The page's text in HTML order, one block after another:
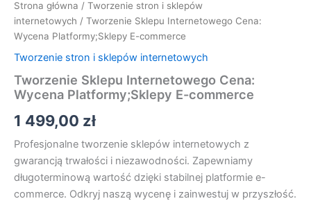
Strona główna / Tworzenie stron i sklepów
internetowych / Tworzenie Sklepu Internetowego Cena:
Wycena Platformy;Sklepy E-commerce
Tworzenie stron i sklepów internetowych
Tworzenie Sklepu Internetowego Cena:
Wycena Platformy;Sklepy E-commerce
1 499,00 zł
Profesjonalne tworzenie sklepów internetowych z
gwarancją trwałości i niezawodności. Zapewniamy
długoterminową wartość dzięki stabilnej platformie e-
commerce. Odkryj naszą wycenę i zainwestuj w przyszłość.